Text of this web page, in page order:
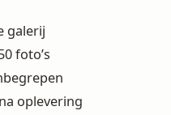
galerij
foto’s
oplevering